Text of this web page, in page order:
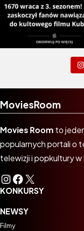
MoviesRoom
Movies Room to
popularnych portali o
telewizji i popkultury w
Instagram
Facebook
X
KONKURSY
NEWSY
Filmy